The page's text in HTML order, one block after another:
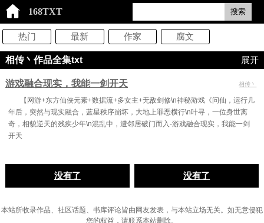
168TXT 搜索
热门 最新 作家 腐文
相传丶作品全集txt 展开
游戏融合现实，我能一剑开天 相传丶
【网游+东方仙侠元素+数据流+多女主+无敌剑修\n神秘游戏《问仙，运行几
年后，突然与现实融合，蓝星秩序崩坏，大地上罪恶横行\n叶寻，一位身世离
奇，相貌逆天的残疾少年\n混乱中，遭邻居破门而入-游戏融合现实，我能一剑
开天
没有了 没有了
本站所收录作品、社区话题、书库评论皆由网友发表，与本站立场无关。如无意侵犯
您的权益，请联系本站删除。